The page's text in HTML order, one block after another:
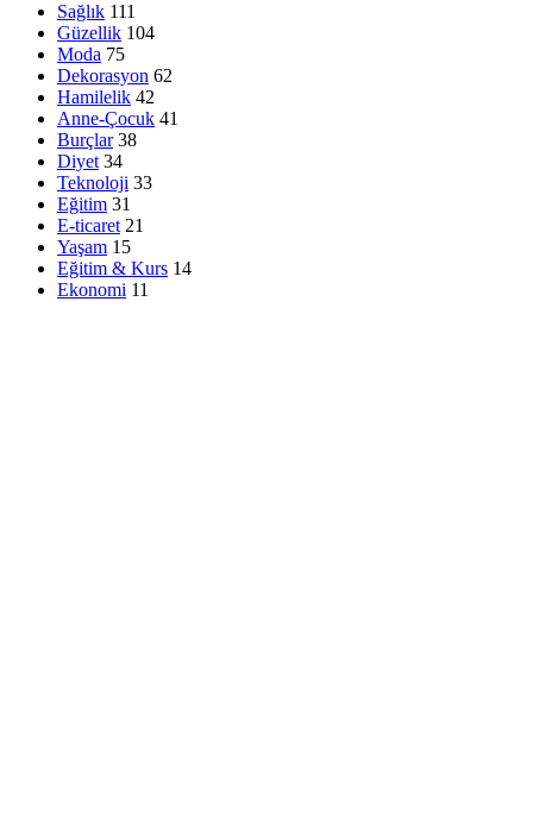
Sağlık 111
Güzellik 104
Moda 75
Dekorasyon 62
Hamilelik 42
Anne-Çocuk 41
Burçlar 38
Diyet 34
Teknoloji 33
Eğitim 31
E-ticaret 21
Yaşam 15
Eğitim & Kurs 14
Ekonomi 11